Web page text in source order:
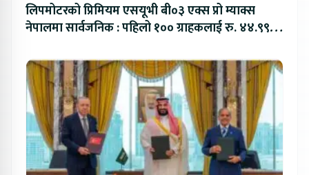
लिपमोटरको प्रिमियम एसयूभी बी०३ एक्स प्रो म्याक्स
नेपालमा सार्वजनिक : पहिलो १०० ग्राहकलाई रु. ४४.९९